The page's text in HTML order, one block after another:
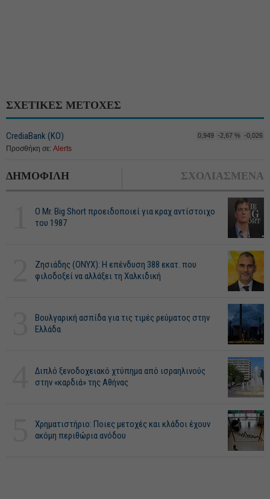
ΣΧΕΤΙΚΕΣ ΜΕΤΟΧΕΣ
CrediaBank (ΚΟ) 0,949 -2,67 % -0,026
Προσθήκη σε: Alerts
ΔΗΜΟΦΙΛΗ ΣΧΟΛΙΑΣΜΕΝΑ
O Mr. Big Short προειδοποιεί για κραχ αντίστοιχο
του 1987
Ζησιάδης (ONYX): Η επένδυση 388 εκατ. που
φιλοδοξεί να αλλάξει τη Χαλκιδική
Βουλγαρική ασπίδα για τις τιμές ρεύματος στην
Ελλάδα
Διπλό ξενοδοχειακό χτύπημα από ισραηλινούς
στην «καρδιά» της Αθήνας
Χρηματιστήριο: Ποιες μετοχές και κλάδοι έχουν
ακόμη περιθώρια ανόδου